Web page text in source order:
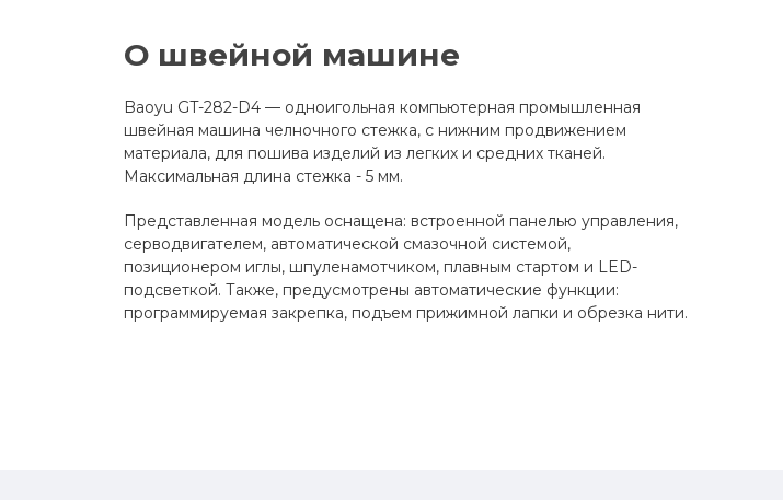
О швейной машине
Baoyu GT-282-D4 — одноигольная компьютерная промышленная
швейная машина челночного стежка, с нижним продвижением
материала, для пошива изделий из легких и средних тканей.
Максимальная длина стежка - 5 мм.
Представленная модель оснащена: встроенной панелью управления,
серводвигателем, автоматической смазочной системой,
позиционером иглы, шпуленамотчиком, плавным стартом и LED-
подсветкой. Также, предусмотрены автоматические функции:
программируемая закрепка, подъем прижимной лапки и обрезка нити.